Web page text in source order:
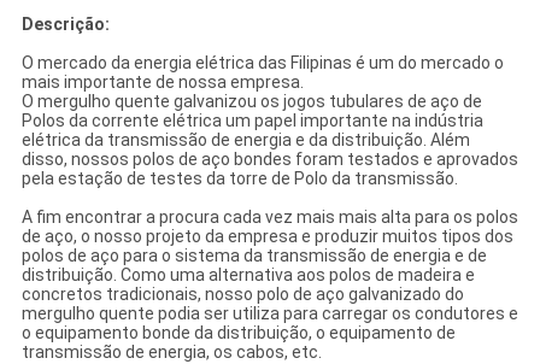
Descrição:
O mercado da energia elétrica das Filipinas é um do mercado o
mais importante de nossa empresa.
O mergulho quente galvanizou os jogos tubulares de aço de
Polos da corrente elétrica um papel importante na indústria
elétrica da transmissão de energia e da distribuição. Além
disso, nossos polos de aço bondes foram testados e aprovados
pela estação de testes da torre de Polo da transmissão.
A fim encontrar a procura cada vez mais mais alta para os polos
de aço, o nosso projeto da empresa e produzir muitos tipos dos
polos de aço para o sistema da transmissão de energia e de
distribuição. Como uma alternativa aos polos de madeira e
concretos tradicionais, nosso polo de aço galvanizado do
mergulho quente podia ser utiliza para carregar os condutores e
o equipamento bonde da distribuição, o equipamento de
transmissão de energia, os cabos, etc.